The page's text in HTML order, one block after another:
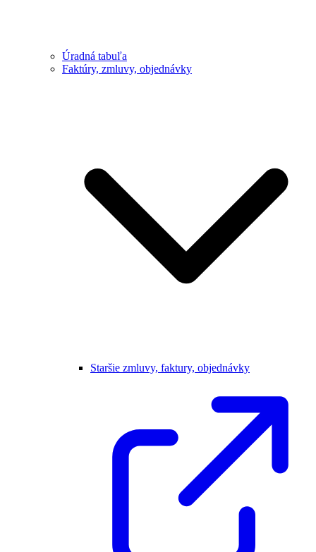
Úradná tabuľa
Faktúry, zmluvy, objednávky
Staršie zmluvy, faktury, objednávky